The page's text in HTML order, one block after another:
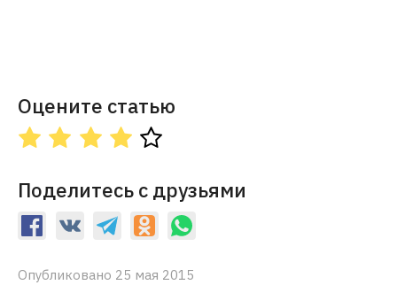
Оцените статью
Поделитесь с друзьями
Опубликовано 25 мая 2015